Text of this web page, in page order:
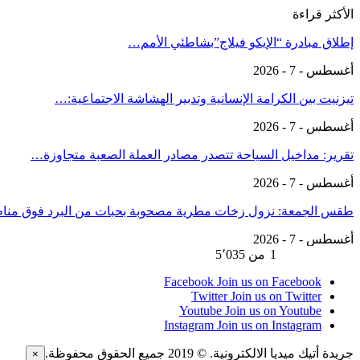
الأكثر قراءة
إطلاق مبادرة “الإيكو فيلاج”بشاطئي الأمم…
أغسطس - 7 - 2026
تيزنيت بين الكرامة الإنسانية وتدبير الهشاشة الاجتماعية:…
أغسطس - 7 - 2026
تقرير: مداخيل السياحة تتصدر مصادر العملة الصعبة متجاوزة…
أغسطس - 7 - 2026
طقس الجمعة: نزول زخات مطرية مصحوبة بحبات من البرد فوق
أغسطس - 7 - 2026
1 من 5٬035
Facebook Join us on Facebook
Twitter Join us on Twitter
Youtube Join us on Youtube
Instagram Join us on Instagram
جريدة أتيك ميديا الالكترونية. © 2019 جميع الحقوق محفوظة. ×